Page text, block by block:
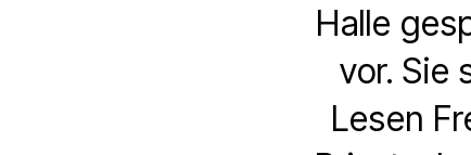
Halle
vor. Sie
Lesen